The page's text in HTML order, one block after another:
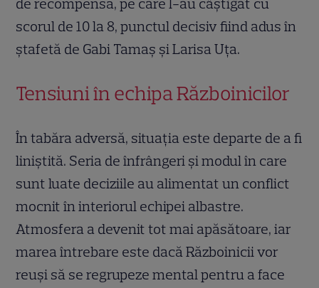
de recompensă, pe care l-au câștigat cu
scorul de 10 la 8, punctul decisiv fiind adus în
ștafetă de Gabi Tamaș și Larisa Uța.
Tensiuni în echipa Războinicilor
În tabăra adversă, situația este departe de a fi
liniștită. Seria de înfrângeri și modul în care
sunt luate deciziile au alimentat un conflict
mocnit în interiorul echipei albastre.
Atmosfera a devenit tot mai apăsătoare, iar
marea întrebare este dacă Războinicii vor
reuși să se regrupeze mental pentru a face